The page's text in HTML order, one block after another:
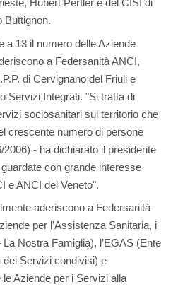
Hubert Perfler e del CISI di
Buttignon.
a 13 il numero delle Aziende
a Federsanità ANCI,
di Cervignano del Friuli e
Servizi Integrati. "Si tratta di
sociosanitari sul territorio che
crescente numero di persone
2006) - ha dichiarato il presidente
con grande interesse
e ANCI del Veneto".
aderiscono a Federsanità
per l’Assistenza Sanitaria, i
Nostra Famiglia), l’EGAS (Ente
dei Servizi condivisi) e
Aziende per i Servizi alla